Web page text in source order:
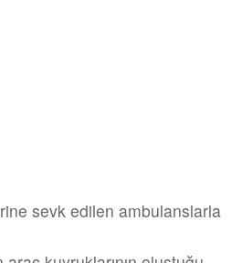
sevk edilen ambulanslarla